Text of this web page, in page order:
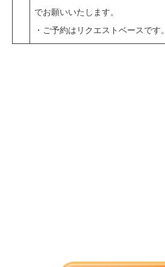
でお願いいたします。
・ご予約はリクエストベースです。